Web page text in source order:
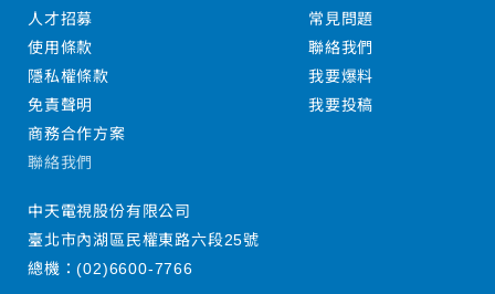
人才招募
使用條款
隱私權條款
免責聲明
商務合作方案
常見問題
聯絡我們
我要爆料
我要投稿
聯絡我們
中天電視股份有限公司
臺北市內湖區民權東路六段25號
總機：(02)6600-7766